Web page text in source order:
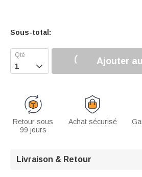
Sous-total:
 Ajouter
Retour sous
99 jours
Achat sécurisé
Livraison & Retour